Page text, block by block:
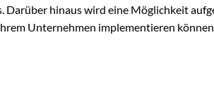
Darüber hinaus wird eine Möglichkeit
Unternehmen implementieren